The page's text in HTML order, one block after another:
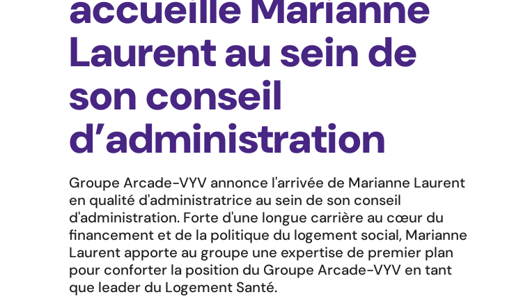
Laurent au sein de
son conseil
d’administration
Groupe Arcade-VYV annonce l'arrivée de Marianne Laurent
en qualité d'administratrice au sein de son conseil
d'administration. Forte d'une longue carrière au cœur du
financement et de la politique du logement social, Marianne
Laurent apporte au groupe une expertise de premier plan
pour conforter la position du Groupe Arcade-VYV en tant
que leader du Logement Santé.